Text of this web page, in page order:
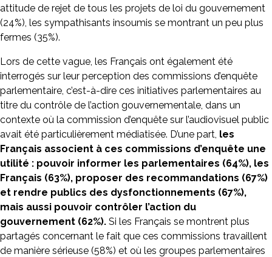
attitude de rejet de tous les projets de loi du gouvernement
(24%), les sympathisants insoumis se montrant un peu plus
fermes (35%).
Lors de cette vague, les Français ont également été
interrogés sur leur perception des commissions d’enquête
parlementaire, c’est-à-dire ces initiatives parlementaires au
titre du contrôle de l’action gouvernementale, dans un
contexte où la commission d’enquête sur l’audiovisuel public
avait été particulièrement médiatisée. D’une part, les
Français associent à ces commissions d’enquête une
utilité : pouvoir informer les parlementaires (64%), les
Français (63%), proposer des recommandations (67%)
et rendre publics des dysfonctionnements (67%),
mais aussi pouvoir contrôler l’action du
gouvernement (62%). Si les Français se montrent plus
partagés concernant le fait que ces commissions travaillent
de manière sérieuse (58%) et où les groupes parlementaires